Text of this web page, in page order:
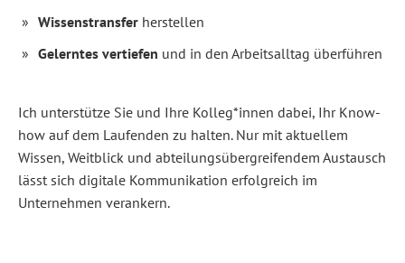
Wissenstransfer herstellen
Gelerntes vertiefen und in den Arbeitsalltag überführen
Ich unterstütze Sie und Ihre Kolleg*innen dabei, Ihr Know-
how auf dem Laufenden zu halten. Nur mit aktuellem
Wissen, Weitblick und abteilungsübergreifendem Austausch
lässt sich digitale Kommunikation erfolgreich im
Unternehmen verankern.